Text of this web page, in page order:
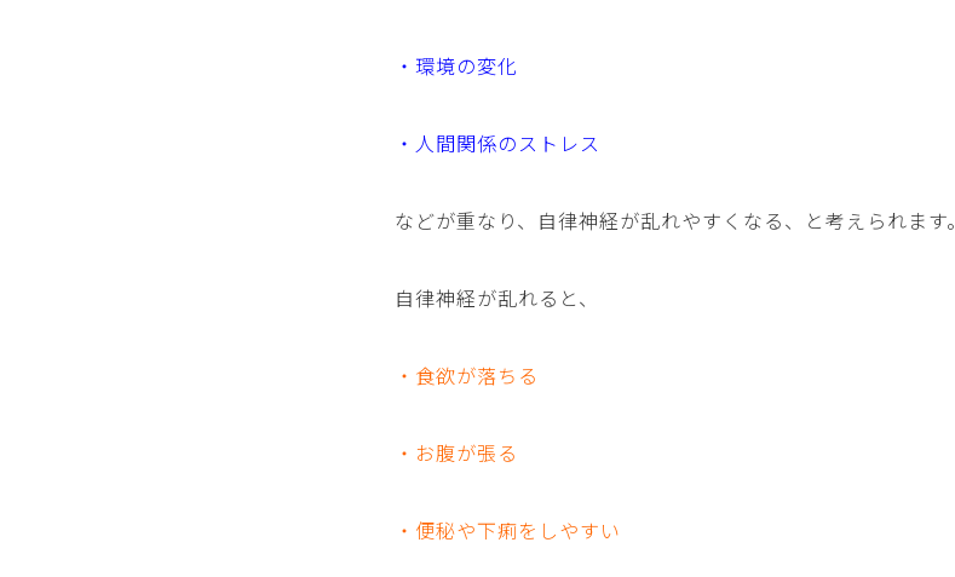
・環境の変化
・人間関係のストレス
などが重なり、自律神経が乱れやすくなる、と考えられます。
自律神経が乱れると、
・食欲が落ちる
・お腹が張る
・便秘や下痢をしやすい